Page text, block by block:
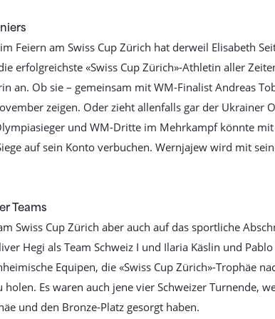
Feiern am Swiss Cup Zürich hat derweil Elisabeth
erfolgreichste «Swiss Cup Zürich»-Athletin aller
an. Ob sie – gemeinsam mit WM-Finalist Andreas
zeigen. Oder zieht allenfalls gar der Ukrainer
und WM-Dritte im Mehrkampf könnte
auf sein Konto verbuchen. Wernjajew wird mit
Teams
Swiss Cup Zürich aber auch auf das sportliche
Hegi als Team Schweiz I und Ilaria Käslin und
Equipen, die «Swiss Cup Zürich»-Trophäe
holen. Es waren auch jene vier Schweizer Turnende,
und den Bronze-Platz gesorgt haben.